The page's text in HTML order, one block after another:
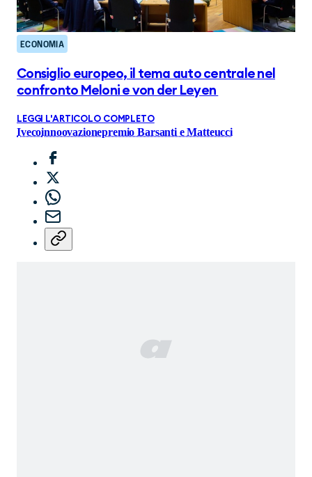
ECONOMIA
Consiglio europeo, il tema auto centrale nel
confronto Meloni e von der Leyen
LEGGI L'ARTICOLO COMPLETO
Ivecoinnoovazionepremio Barsanti e Matteucci